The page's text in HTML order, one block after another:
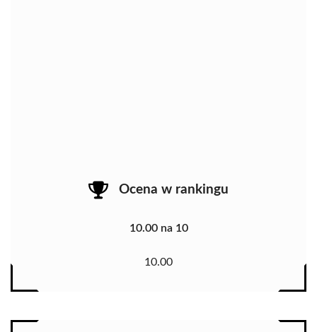
Ocena w rankingu
10.00 na 10
10.00